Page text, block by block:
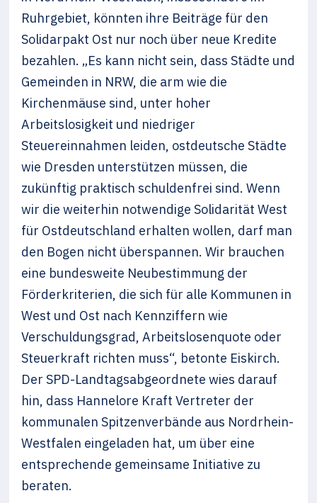
Ruhrgebiet, könnten ihre Beiträge für den
Solidarpakt Ost nur noch über neue Kredite
bezahlen. „Es kann nicht sein, dass Städte und
Gemeinden in NRW, die arm wie die
Kirchenmäuse sind, unter hoher
Arbeitslosigkeit und niedriger
Steuereinnahmen leiden, ostdeutsche Städte
wie Dresden unterstützen müssen, die
zukünftig praktisch schuldenfrei sind. Wenn
wir die weiterhin notwendige Solidarität West
für Ostdeutschland erhalten wollen, darf man
den Bogen nicht überspannen. Wir brauchen
eine bundesweite Neubestimmung der
Förderkriterien, die sich für alle Kommunen in
West und Ost nach Kennziffern wie
Verschuldungsgrad, Arbeitslosenquote oder
Steuerkraft richten muss“, betonte Eiskirch.
Der SPD-Landtagsabgeordnete wies darauf
hin, dass Hannelore Kraft Vertreter der
kommunalen Spitzenverbände aus Nordrhein-
Westfalen eingeladen hat, um über eine
entsprechende gemeinsame Initiative zu
beraten.